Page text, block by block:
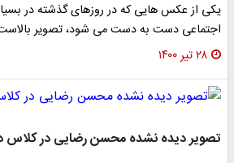
یکی از عکس هایی که در روزهای گذشته در
اجتماعی دست به دست می شود، تصویر
۲۸ تیر ۱۴۰۰
تصویر دیده نشده محسن رضایی در